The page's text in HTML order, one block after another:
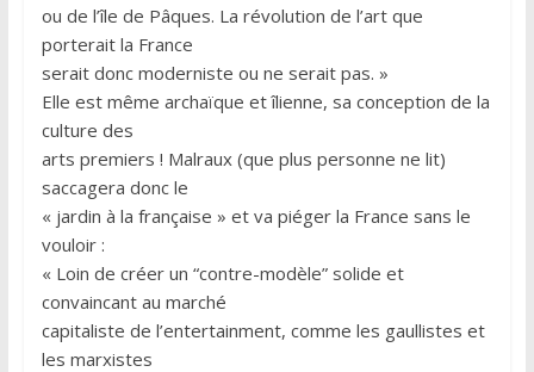
ou de l’île de Pâques. La révolution de l’art que
porterait la France
serait donc moderniste ou ne serait pas. »
Elle est même archaïque et îlienne, sa conception de la
culture des
arts premiers ! Malraux (que plus personne ne lit)
saccagera donc le
« jardin à la française » et va piéger la France sans le
vouloir :
« Loin de créer un “contre-modèle” solide et
convaincant au marché
capitaliste de l’entertainment, comme les gaullistes et
les marxistes